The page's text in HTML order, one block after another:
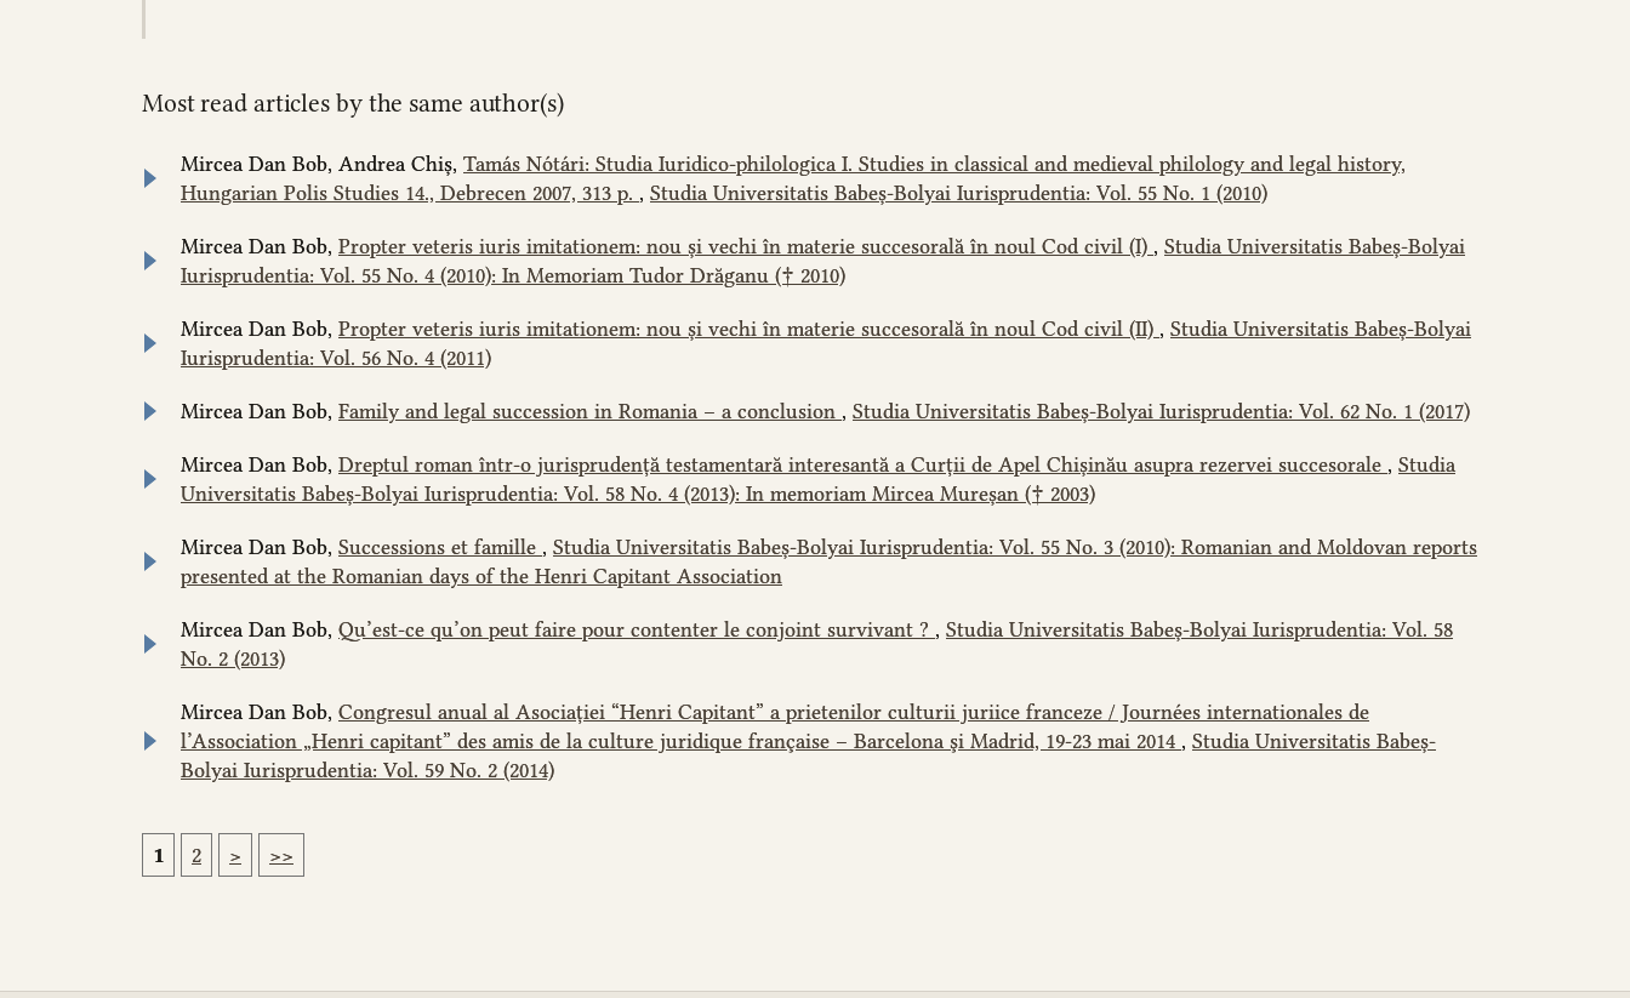
Most read articles by the same author(s)
Mircea Dan Bob, Andrea Chiș, Tamás Nótári: Studia Iuridico-philologica I. Studies in classical and medieval philology and legal history,
Hungarian Polis Studies 14., Debrecen 2007, 313 p. , Studia Universitatis Babeș-Bolyai Iurisprudentia: Vol. 55 No. 1 (2010)
Mircea Dan Bob, Propter veteris iuris imitationem: nou și vechi în materie succesorală în noul Cod civil (I) , Studia Universitatis Babeș-Bolyai
Iurisprudentia: Vol. 55 No. 4 (2010): In Memoriam Tudor Drăganu († 2010)
Mircea Dan Bob, Propter veteris iuris imitationem: nou și vechi în materie succesorală în noul Cod civil (II) , Studia Universitatis Babeș-Bolyai
Iurisprudentia: Vol. 56 No. 4 (2011)
Mircea Dan Bob, Family and legal succession in Romania – a conclusion , Studia Universitatis Babeș-Bolyai Iurisprudentia: Vol. 62 No. 1 (2017)
Mircea Dan Bob, Dreptul roman într-o jurisprudență testamentară interesantă a Curții de Apel Chișinău asupra rezervei succesorale , Studia
Universitatis Babeș-Bolyai Iurisprudentia: Vol. 58 No. 4 (2013): In memoriam Mircea Mureșan († 2003)
Mircea Dan Bob, Successions et famille , Studia Universitatis Babeș-Bolyai Iurisprudentia: Vol. 55 No. 3 (2010): Romanian and Moldovan reports
presented at the Romanian days of the Henri Capitant Association
Mircea Dan Bob, Qu’est-ce qu’on peut faire pour contenter le conjoint survivant ? , Studia Universitatis Babeș-Bolyai Iurisprudentia: Vol. 58
No. 2 (2013)
Mircea Dan Bob, Congresul anual al Asociației “Henri Capitant” a prietenilor culturii juriice franceze / Journées internationales de
l’Association „Henri capitant” des amis de la culture juridique française – Barcelona şi Madrid, 19-23 mai 2014 , Studia Universitatis Babeș-
Bolyai Iurisprudentia: Vol. 59 No. 2 (2014)
1 2 > >>